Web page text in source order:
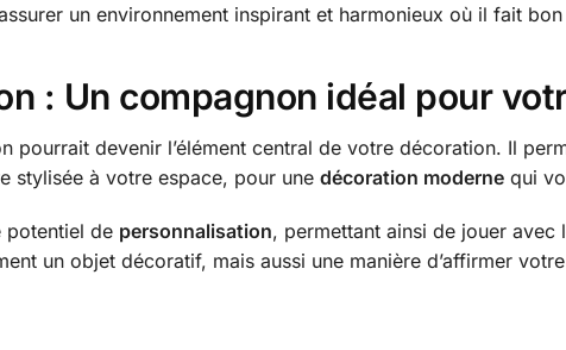
un environnement inspirant et harmonieux où il fait
: Un compagnon idéal pour
pourrait devenir l’élément central de votre décoration. Il
stylisée à votre espace, pour une décoration modernequi
potentiel de personnalisation, permettant ainsi de jouer avec
un objet décoratif, mais aussi une manière d’affirmer